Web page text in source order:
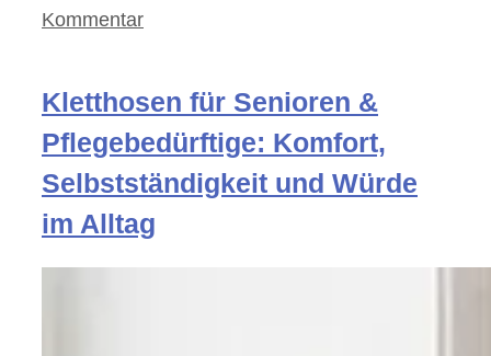
Kommentar
Kletthosen für Senioren &
Pflegebedürftige: Komfort,
Selbstständigkeit und Würde
im Alltag